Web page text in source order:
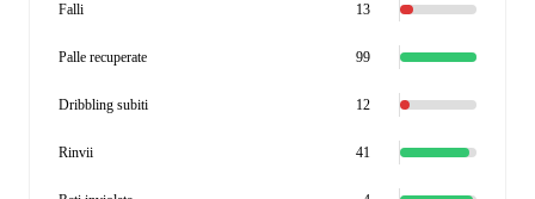
Falli 13
Palle recuperate 99
Dribbling subiti 12
Rinvii 41